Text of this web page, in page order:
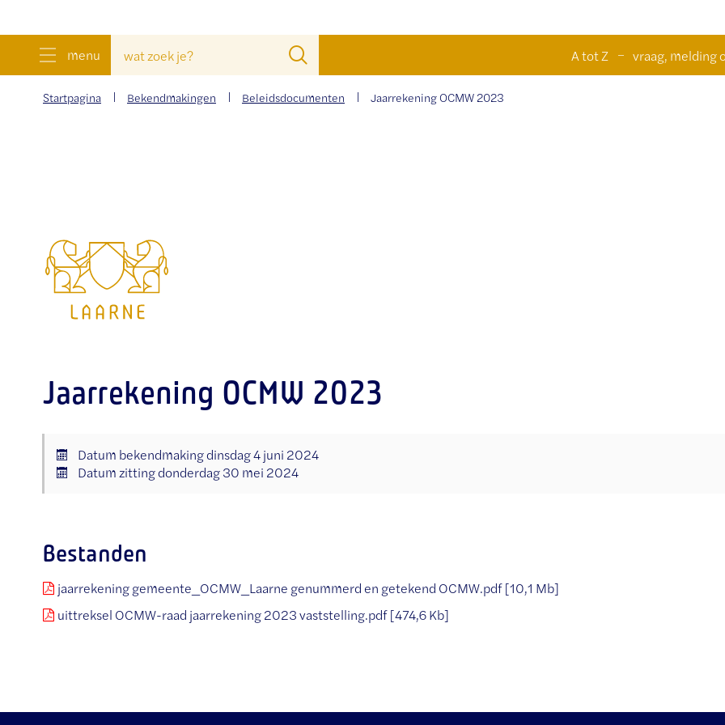
inhoud
menu
zoek
je?
A tot Z vraag, melding
Gemeente
Laarne
Startpagina Bekendmakingen Beleidsdocumenten Jaarrekening OCMW 2023
Jaarrekening OCMW 2023
Datum bekendmakingdinsdag 4 juni 2024
Datum zittingdonderdag 30 mei 2024
Bestanden
jaarrekening gemeente_OCMW_Laarne genummerd en getekend OCMW.pdf 10,1 Mb
uittreksel OCMW-raad jaarrekening 2023 vaststelling.pdf 474,6 Kb